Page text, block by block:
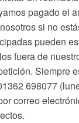
pagado el
si no
pueden
fuera de
Siempre
698077
correo